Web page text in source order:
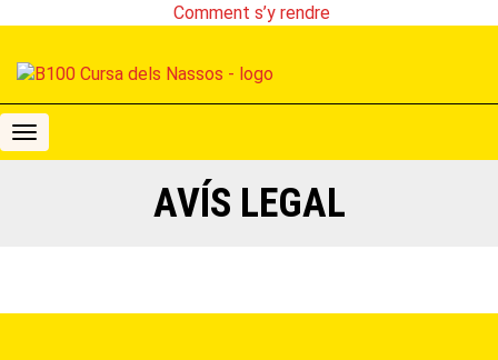
Comment s’y rendre
B100
Cursa
AVÍS LEGAL